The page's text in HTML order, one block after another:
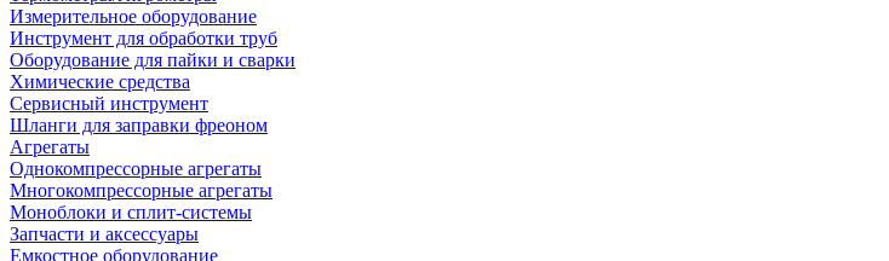
Измерительное оборудование
Инструмент для обработки труб
Оборудование для пайки и сварки
Химические средства
Сервисный инструмент
Шланги для заправки фреоном
Агрегаты
Однокомпрессорные агрегаты
Многокомпрессорные агрегаты
Моноблоки и сплит-системы
Запчасти и аксессуары
Емкостное оборудование